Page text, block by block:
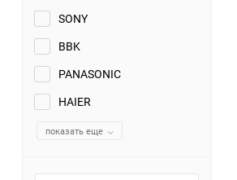
SONY
BBK
PANASONIC
HAIER
показать еще